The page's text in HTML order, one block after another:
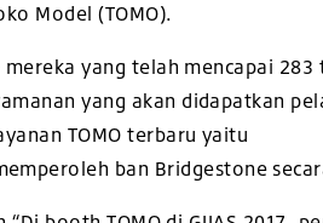
Model (TOMO).
yang telah mencapai 283
yang akan didapatkan
TOMO terbaru yaitu
ban Bridgestone